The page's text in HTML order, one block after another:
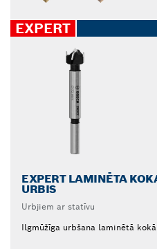
EXPERT
EXPERT LAMINĒTA
URBIS
Urbjiem ar statīvu
Ilgmūžīga urbšana laminētā kokā